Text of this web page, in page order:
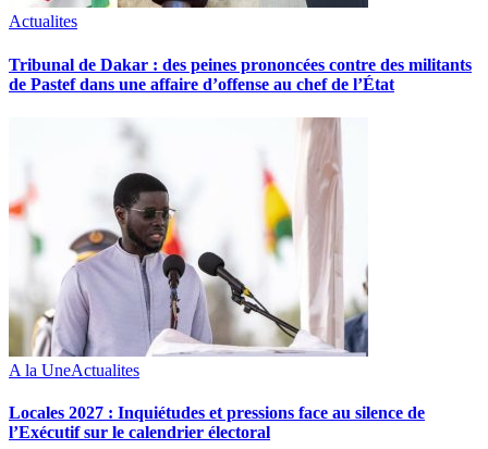
Actualites
Tribunal de Dakar : des peines prononcées contre des militants
de Pastef dans une affaire d’offense au chef de l’État
A la UneActualites
Locales 2027 : Inquiétudes et pressions face au silence de
l’Exécutif sur le calendrier électoral